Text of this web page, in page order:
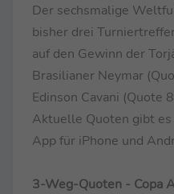
Der sechsmalige
bisher drei
auf den Gewinn der
Brasilianer Neymar
Edinson Cavani (Quote
Aktuelle Quoten gibt
App für iPhone und
3-Weg-Quoten - Copa